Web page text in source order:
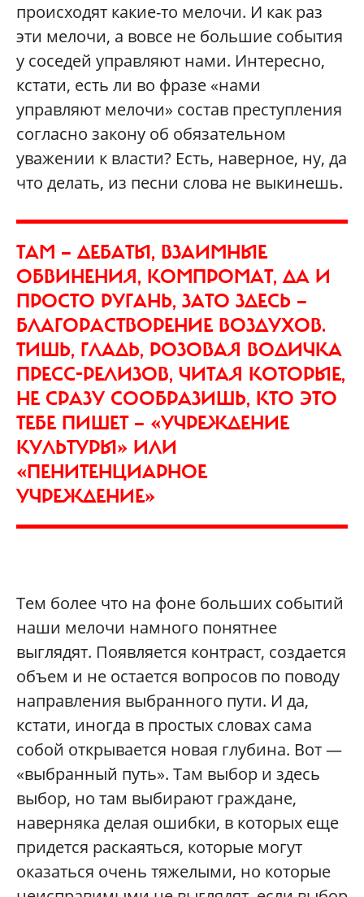
происходят какие-то мелочи. И как раз
эти мелочи, а вовсе не большие события
у соседей управляют нами. Интересно,
кстати, есть ли во фразе «нами
управляют мелочи» состав преступления
согласно закону об обязательном
уважении к власти? Есть, наверное, ну, да
что делать, из песни слова не выкинешь.
ТАМ — ДЕБАТЫ, ВЗАИМНЫЕ
ОБВИНЕНИЯ, КОМПРОМАТ, ДА И
ПРОСТО РУГАНЬ, ЗАТО ЗДЕСЬ —
БЛАГОРАСТВОРЕНИЕ ВОЗДУХОВ.
ТИШЬ, ГЛАДЬ, РОЗОВАЯ ВОДИЧКА
ПРЕСС-РЕЛИЗОВ, ЧИТАЯ КОТОРЫЕ,
НЕ СРАЗУ СООБРАЗИШЬ, КТО ЭТО
ТЕБЕ ПИШЕТ — «УЧРЕЖДЕНИЕ
КУЛЬТУРЫ» ИЛИ
«ПЕНИТЕНЦИАРНОЕ
УЧРЕЖДЕНИЕ»
Тем более что на фоне больших событий
наши мелочи намного понятнее
выглядят. Появляется контраст, создается
объем и не остается вопросов по поводу
направления выбранного пути. И да,
кстати, иногда в простых словах сама
собой открывается новая глубина. Вот —
«выбранный путь». Там выбор и здесь
выбор, но там выбирают граждане,
наверняка делая ошибки, в которых еще
придется раскаяться, которые могут
оказаться очень тяжелыми, но которые